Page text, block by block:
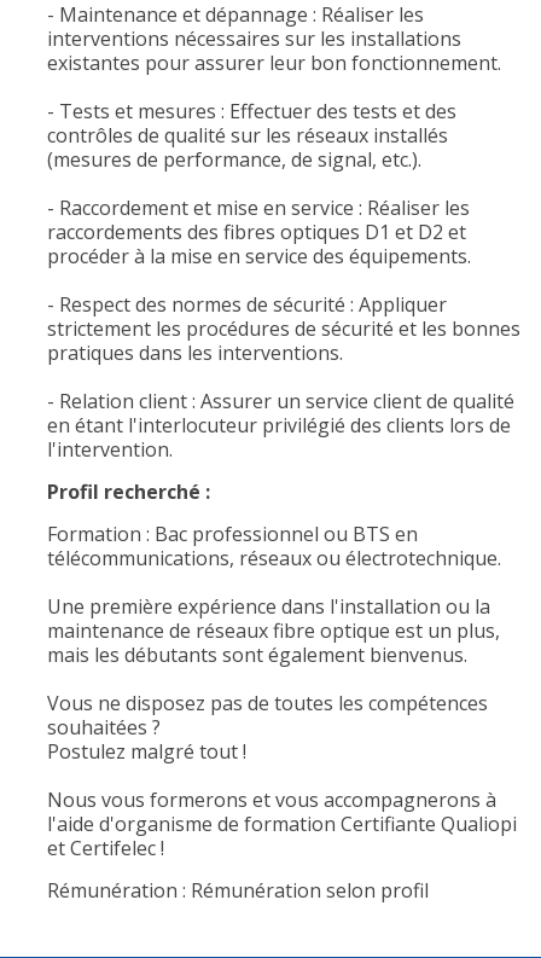
- Maintenance et dépannage : Réaliser les
interventions nécessaires sur les installations
existantes pour assurer leur bon fonctionnement.
- Tests et mesures : Effectuer des tests et des
contrôles de qualité sur les réseaux installés
(mesures de performance, de signal, etc.).
- Raccordement et mise en service : Réaliser les
raccordements des fibres optiques D1 et D2 et
procéder à la mise en service des équipements.
- Respect des normes de sécurité : Appliquer
strictement les procédures de sécurité et les bonnes
pratiques dans les interventions.
- Relation client : Assurer un service client de qualité
en étant l'interlocuteur privilégié des clients lors de
l'intervention.
Profil recherché :
Formation : Bac professionnel ou BTS en
télécommunications, réseaux ou électrotechnique.
Une première expérience dans l'installation ou la
maintenance de réseaux fibre optique est un plus,
mais les débutants sont également bienvenus.
Vous ne disposez pas de toutes les compétences
souhaitées ?
Postulez malgré tout !
Nous vous formerons et vous accompagnerons à
l'aide d'organisme de formation Certifiante Qualiopi
et Certifelec !
Rémunération : Rémunération selon profil